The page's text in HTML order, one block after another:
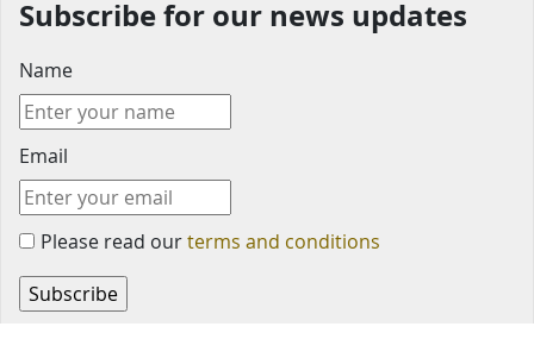
Subscribe for our news updates
Name
Email
Please read ourterms and conditions